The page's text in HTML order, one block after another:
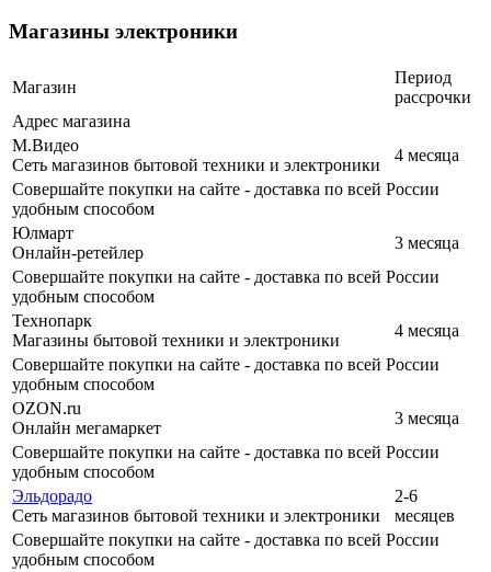
Магазины электроники
Магазин
Период
рассрочки
Адрес магазина
М.Видео
Сеть магазинов бытовой техники и электроники
4 месяца
Совершайте покупки на сайте - доставка по всей России
удобным способом
Юлмарт
Онлайн-ретейлер
3 месяца
Совершайте покупки на сайте - доставка по всей России
удобным способом
Технопарк
Магазины бытовой техники и электроники
4 месяца
Совершайте покупки на сайте - доставка по всей России
удобным способом
OZON.ru
Онлайн мегамаркет
3 месяца
Совершайте покупки на сайте - доставка по всей России
удобным способом
Эльдорадо
Сеть магазинов бытовой техники и электроники
2-6
месяцев
Совершайте покупки на сайте - доставка по всей России
удобным способом